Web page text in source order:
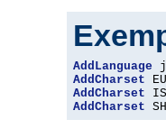
AddLanguage
AddCharset
AddCharset
AddCharset